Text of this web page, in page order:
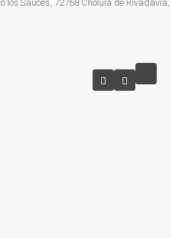
los Sauces, 72768 Cholula de Rivadavia,